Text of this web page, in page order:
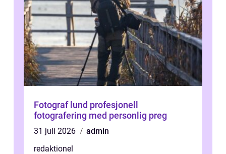
Fotograf lund profesjonell
fotografering med personlig preg
31 juli 2026
admin
redaktionel